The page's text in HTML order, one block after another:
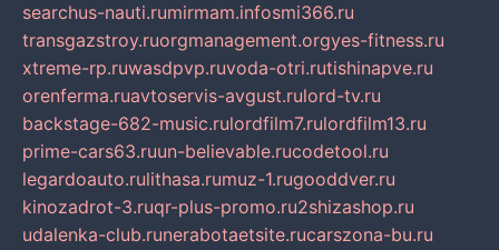
searchus-nauti.rumirmam.infosmi366.ru
transgazstroy.ruorgmanagement.orgyes-fitness.ru
xtreme-rp.ruwasdpvp.ruvoda-otri.rutishinapve.ru
orenferma.ruavtoservis-avgust.rulord-tv.ru
backstage-682-music.rulordfilm7.rulordfilm13.ru
prime-cars63.ruun-believable.rucodetool.ru
legardoauto.rulithasa.rumuz-1.rugooddver.ru
kinozadrot-3.ruqr-plus-promo.ru2shizashop.ru
udalenka-club.runerabotaetsite.rucarszona-bu.ru